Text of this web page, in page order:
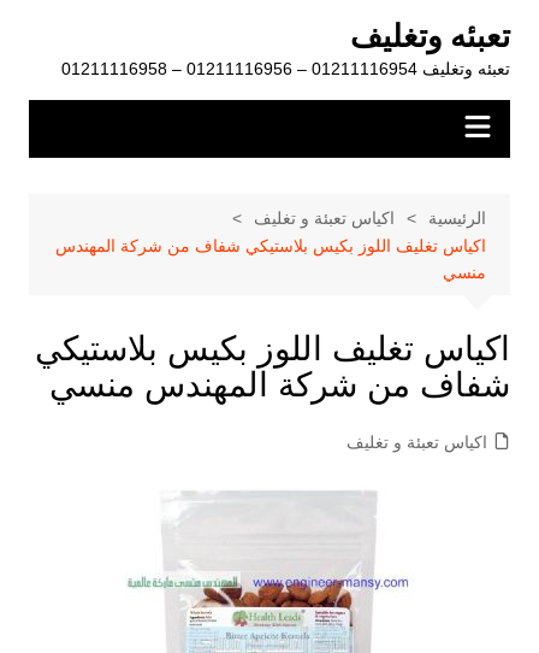
المحتوى
تعبئه وتغليف
تعبئه وتغليف 01211116954 – 01211116956 – 01211116958
الرئيسية
اكياس تعبئة و تغليف
اكياس تغليف اللوز بكيس بلاستيكي شفاف من شركة المهندس
منسي
اكياس تغليف اللوز بكيس بلاستيكي
شفاف من شركة المهندس منسي
اكياس تعبئة و تغليف